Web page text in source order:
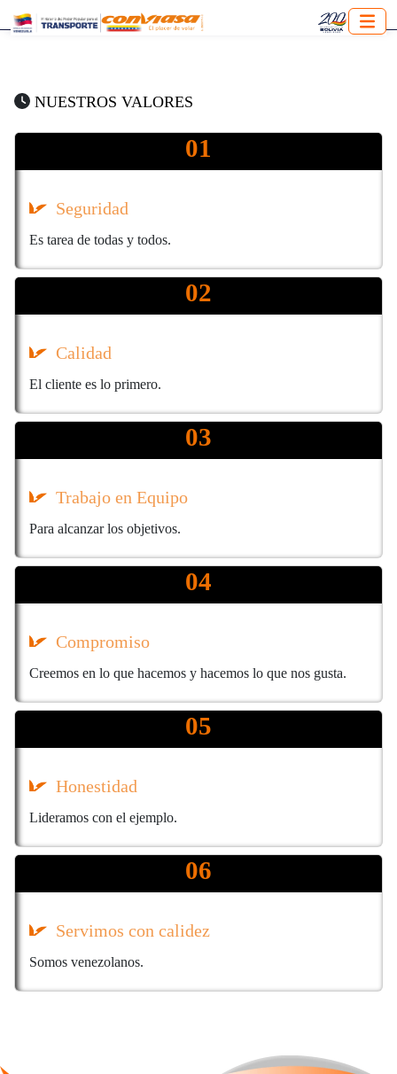
NUESTROS VALORES
01
Seguridad
Es tarea de todas y todos.
02
Calidad
El cliente es lo primero.
03
Trabajo en Equipo
Para alcanzar los objetivos.
04
Compromiso
Creemos en lo que hacemos y hacemos lo que nos gusta.
05
Honestidad
Lideramos con el ejemplo.
06
Servimos con calidez
Somos venezolanos.